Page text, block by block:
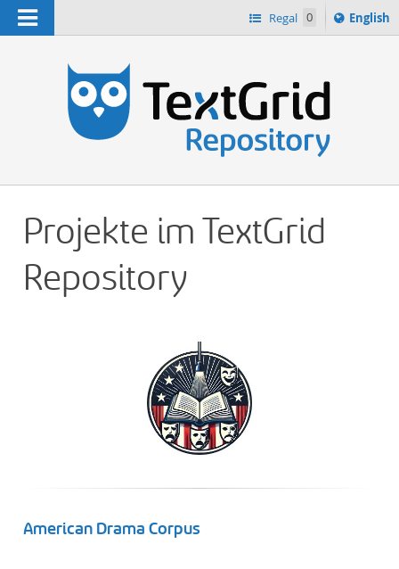
Navigation Regal 0
Switch
English
Projekte im TextGrid
Repository
American Drama Corpus